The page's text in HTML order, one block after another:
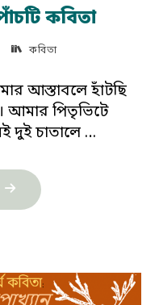
কবিতা
কবিতা
আস্তাবলে হাঁটছি
আমার পিতৃভিটে
দুই চাতালে …
"কামরুল